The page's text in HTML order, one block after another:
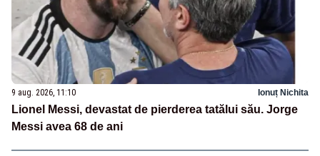
9 aug. 2026, 11:10 Ionuț Nichita
Lionel Messi, devastat de pierderea tatălui său. Jorge
Messi avea 68 de ani